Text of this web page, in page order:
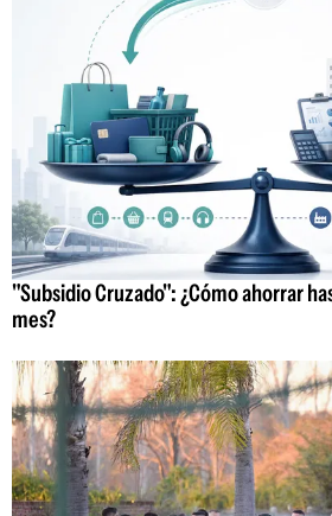
"Subsidio Cruzado": ¿Cómo ahorrar
mes?